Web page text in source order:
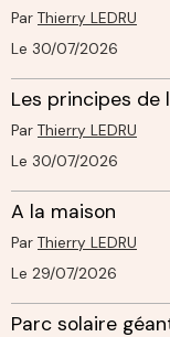
Par Thierry LEDRU
Le 30/07/2026
Les principes de
Par Thierry LEDRU
Le 30/07/2026
A la maison
Par Thierry LEDRU
Le 29/07/2026
Parc solaire